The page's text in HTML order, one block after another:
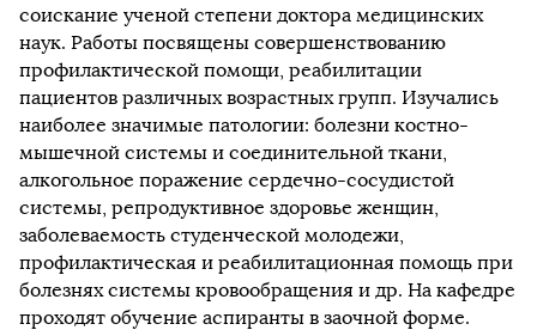
соискание ученой степени доктора медицинских
наук. Работы посвящены совершенствованию
профилактической помощи, реабилитации
пациентов различных возрастных групп. Изучались
наиболее значимые патологии: болезни костно-
мышечной системы и соединительной ткани,
алкогольное поражение сердечно-сосудистой
системы, репродуктивное здоровье женщин,
заболеваемость студенческой молодежи,
профилактическая и реабилитационная помощь при
болезнях системы кровообращения и др. На кафедре
проходят обучение аспиранты в заочной форме.